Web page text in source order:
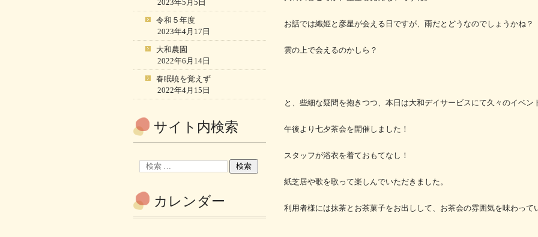
お話では織姫と彦星が会える日ですが、雨だとどうなのでしょうかね？
雲の上で会えるのかしら？
と、些細な疑問を抱きつつ、本日は大和デイサービスにて久々のイベン
午後より七夕茶会を開催しました！
スタッフが浴衣を着ておもてなし！
紙芝居や歌を歌って楽しんでいただきました。
利用者様には抹茶とお茶菓子をお出しして、お茶会の雰囲気を味わって
2023年5月5日
令和５年度
2023年4月17日
大和農園
2022年6月14日
春眠暁を覚えず
2022年4月15日
サイト内検索
カレンダー